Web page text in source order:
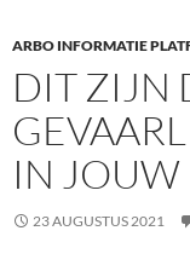
ARBO INFORMATIE
DIT ZIJN
IN
23 AUGUSTUS 2021